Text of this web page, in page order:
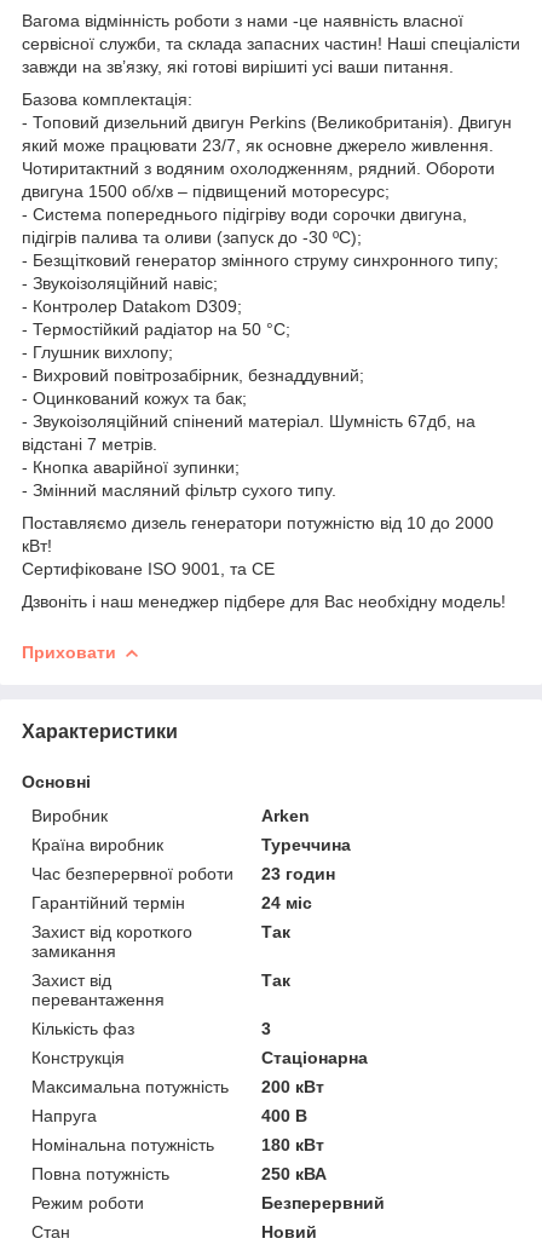
Вагома відмінність роботи з нами -це наявність власної
сервісної служби, та склада запасних частин! Наші спеціалісти
завжди на зв’язку, які готові вирішиті усі ваши питання.
Базова комплектація:
- Топовий дизельний двигун Perkins (Великобританія). Двигун
який може працювати 23/7, як основне джерело живлення.
Чотиритактний з водяним охолодженням, рядний. Обороти
двигуна 1500 об/хв – підвищений моторесурс;
- Система попереднього підігріву води сорочки двигуна,
підігрів палива та оливи (запуск до -30 ºС);
- Безщітковий генератор змінного струму синхронного типу;
- Звукоізоляційний навіс;
- Контролер Datakom D309;
- Термостійкий радіатор на 50 °C;
- Глушник вихлопу;
- Вихровий повітрозабірник, безнаддувний;
- Оцинкований кожух та бак;
- Звукоізоляційний спінений матеріал. Шумність 67дб, на
відстані 7 метрів.
- Кнопка аварійної зупинки;
- Змінний масляний фільтр сухого типу.
Поставляємо дизель генератори потужністю від 10 до 2000
кВт!
Сертифіковане ISO 9001, та CE
Дзвоніть і наш менеджер підбере для Вас необхідну модель!
Приховати
Характеристики
Основні
Виробник
Arken
Країна виробник
Туреччина
Час безперервної роботи
23 годин
Гарантійний термін
24 міс
Захист від короткого
замикання
Так
Захист від
перевантаження
Так
Кількість фаз
3
Конструкція
Стаціонарна
Максимальна потужність
200 кВт
Напруга
400 В
Номінальна потужність
180 кВт
Повна потужність
250 кВА
Режим роботи
Безперервний
Стан
Новий